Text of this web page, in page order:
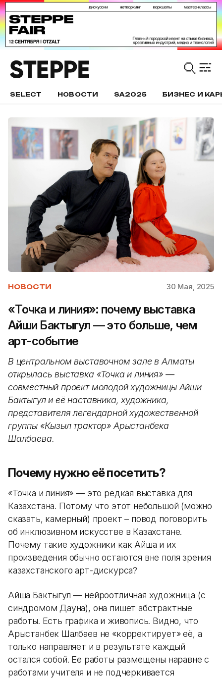
SELECT НОВОСТИ SA2025 БИЗНЕС И
НОВОСТИ 30 Мая, 2025
«Точка и линия»: почему выставка
Айши Бактыгул — это больше, чем
арт-событие
В центральном выставочном зале в Алматы
открылась выставка «Точка и линия» —
совместный проект молодой художницы Айши
Бактыгул и её наставника, художника,
представителя легендарной художественной
группы «Кызыл трактор» Арыстанбека
Шалбаева.
Почему нужно её посетить?
«Точка и линия»—это редкая выставка для
Казахстана. Потому что этот небольшой (можно
сказать, камерный) проект – повод поговорить
об инклюзивном искусстве в Казахстане.
Почему такие художники как Айша и их
произведения обычно остаются вне поля зрения
казахстанского арт-дискурса?
Айша Бактыгул—нейроотличная художница (с
синдромом Дауна), она пишет абстрактные
работы. Есть графика и живопись. Видно, что
Арыстанбек Шалбаев не «корректирует» её, а
только направляет и в результате каждый
остался собой. Ее работы размещены наравне с
работами учителя и не подчеркивается